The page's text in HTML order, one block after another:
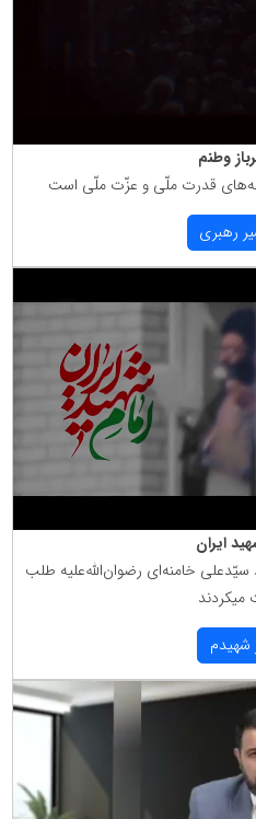
وطنم
قدرت ملّی و عزّت ملّی است
رهبری
ایران
خامنه‌ای رضوان‌الله‌علیه طلب
میكردند
شهیدم